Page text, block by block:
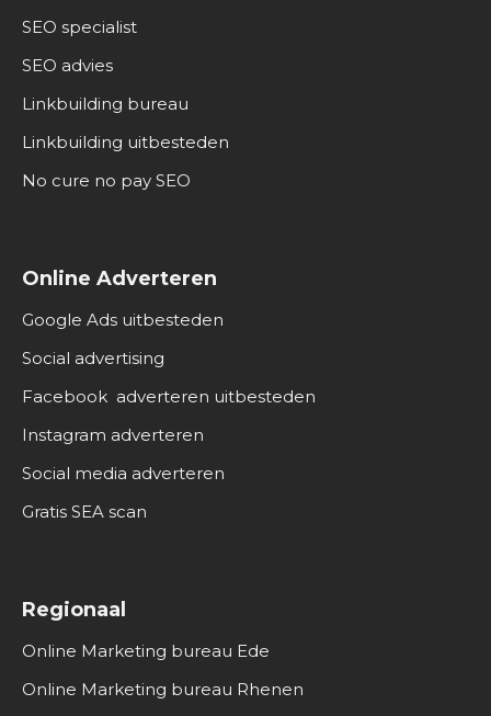
SEO specialist
SEO advies
Linkbuilding bureau
Linkbuilding uitbesteden
No cure no pay SEO
Online Adverteren
Google Ads uitbesteden
Social advertising
Facebook adverteren uitbesteden
Instagram adverteren
Social media adverteren
Gratis SEA scan
Regionaal
Online Marketing bureau Ede
Online Marketing bureau Rhenen